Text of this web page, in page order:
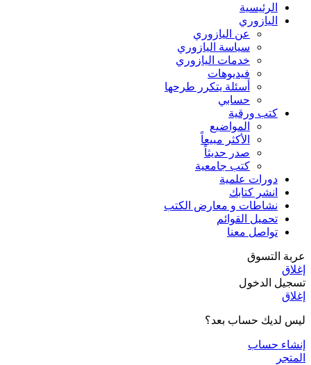
الرئيسية
اليازوري
عن اليازوري
سياسة اليازوري
خدمات اليازوري
فيديوهات
أسئلة يتكرر طرحها
حسابي
كتب ورقية
المواضيع
الأكثر مبيعاً
صدر حديثاً
كتب جامعية
دورات علمية
انشر كتابك
نشاطات و معارض الكتب
تحميل القوائم
تواصل معنا
عربة التسوق
إغلاق
تسجيل الدخول
إغلاق
ليس لديك حساب بعد؟
إنشاء حساب
المتجر